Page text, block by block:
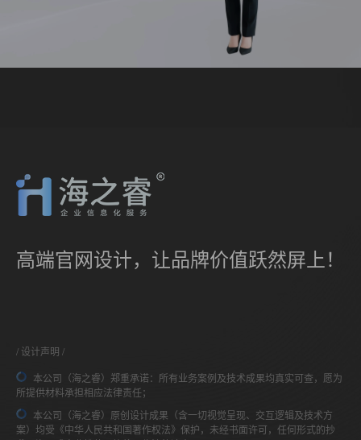
高端官网设计，让品牌价值跃然屏上！
设计声明
本公司（海之睿）郑重承诺：所有业务案例及技术成果均真实可查，愿为
所提供材料承担相应法律责任；
本公司（海之睿）原创设计成果（含一切视觉呈现、交互逻辑及技术方
案）均受《中华人民共和国著作权法》保护，未经书面许可，任何形式的抄